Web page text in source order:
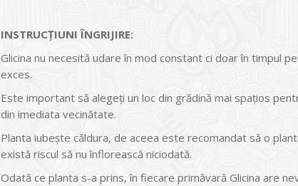
INSTRUCŢIUNI ÎNGRIJIRE:
Glicina nu necesită udare în mod constant ci doar în timpul
exces.
Este important să alegeți un loc din grădină mai spațios
din imediata vecinătate.
Planta iubește căldura, de aceea este recomandat să o
există riscul să nu înflorească niciodată.
Odată ce planta s-a prins, în fiecare primăvară Glicina are